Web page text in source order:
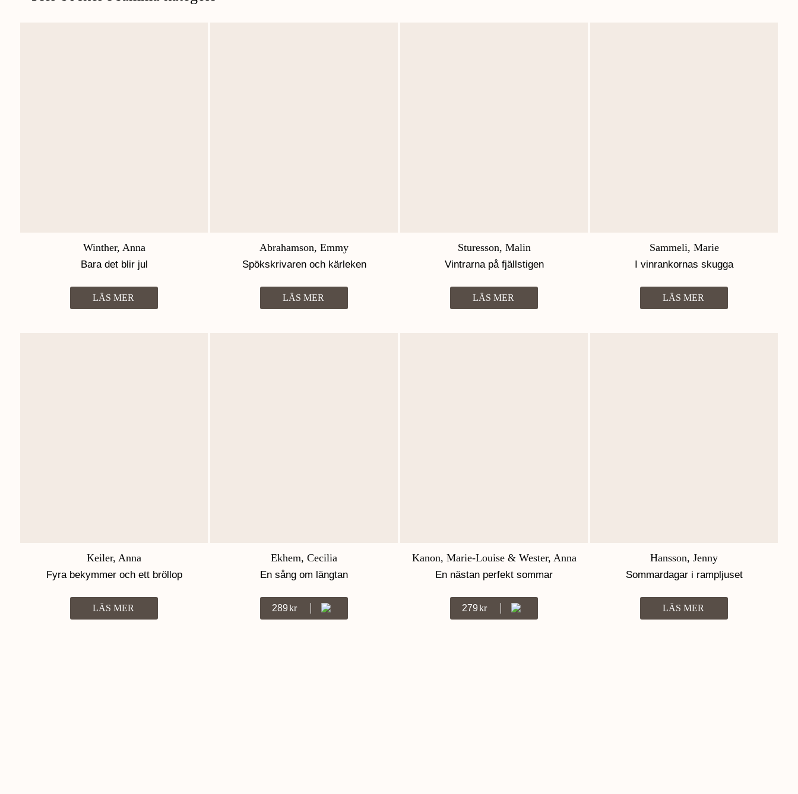
Winther, Anna
Bara det blir jul
LÄS MER
Abrahamson, Emmy
Spökskrivaren och kärleken
LÄS MER
Sturesson, Malin
Vintrarna på fjällstigen
LÄS MER
Sammeli, Marie
I vinrankornas skugga
LÄS MER
Keiler, Anna
Fyra bekymmer och ett bröllop
LÄS MER
Ekhem, Cecilia
En sång om längtan
289Kr
Kanon, Marie-Louise & Wester, Anna
En nästan perfekt sommar
279Kr
Hansson, Jenny
Sommardagar i rampljuset
LÄS MER